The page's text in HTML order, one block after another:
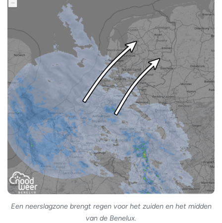
Een neerslagzone brengt regen voor het zuiden en het midden
van de Benelux.